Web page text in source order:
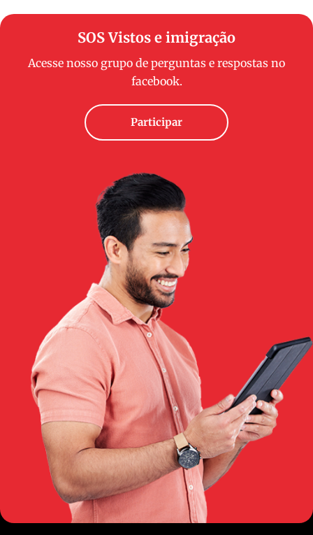
SOS Vistos e imigração
Acesse nosso grupo de perguntas e respostas no
facebook.
Participar